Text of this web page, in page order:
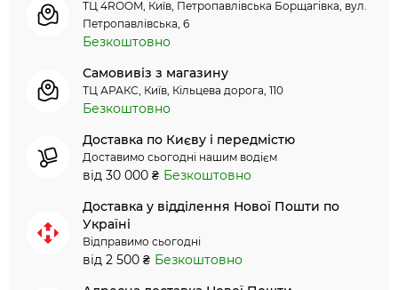
ТЦ 4ROOM, Київ, Петропавлівська Борщагівка, вул.
Петропавлівська, 6
Безкоштовно
Самовивіз з магазину
ТЦ АРАКС, Київ, Кільцева дорога, 110
Безкоштовно
Доставка по Києву і передмістю
Доставимо сьогодні нашим водієм
від 30 000 ₴ Безкоштовно
Доставка у відділення Нової Пошти по
Україні
Відправимо сьогодні
від 2 500 ₴ Безкоштовно